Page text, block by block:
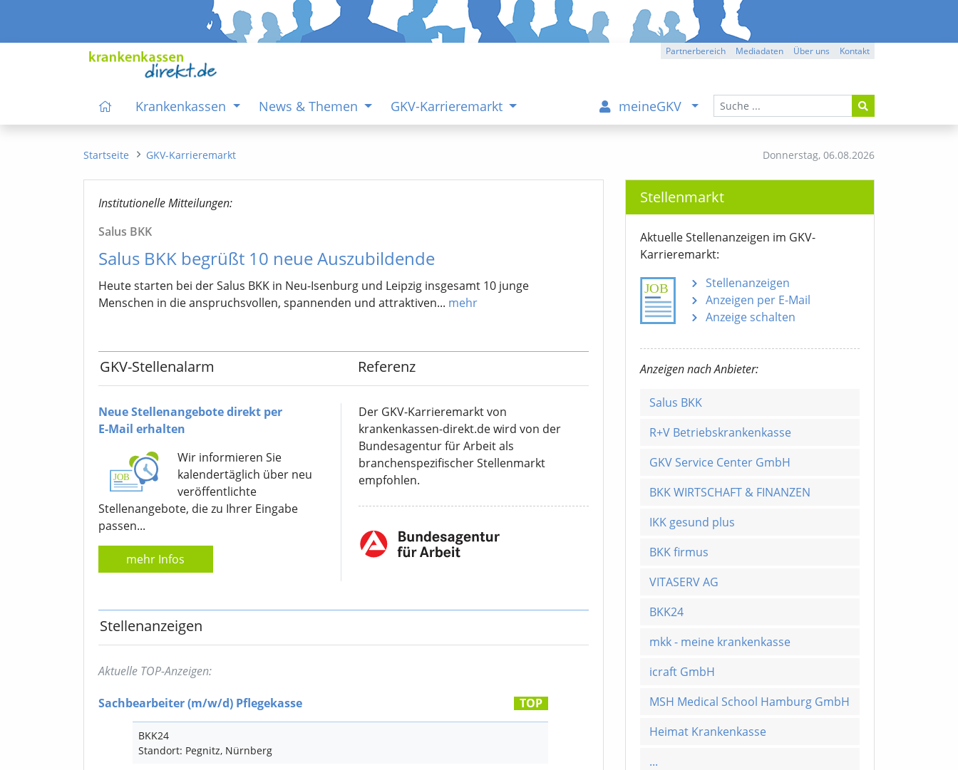
Partnerbereich Mediadaten Über uns Kontakt
Krankenkassen News & Themen GKV-Karrieremarkt meineGKV
Donnerstag, 06.08.2026
Startseite GKV-Karrieremarkt
Institutionelle Mitteilungen:
Salus BKK
Salus BKK begrüßt 10 neue Auszubildende
Heute starten bei der Salus BKK in Neu-Isenburg und Leipzig insgesamt 10 junge
Menschen in die anspruchsvollen, spannenden und attraktiven... mehr
GKV-Stellenalarm
Neue Stellenangebote direkt per
E-Mail erhalten
Wir informieren Sie
kalendertäglich über neu
veröffentlichte
Stellenangebote, die zu Ihrer Eingabe
passen...
mehr Infos
Referenz
Der GKV-Karrieremarkt von
krankenkassen-direkt.de wird von der
Bundesagentur für Arbeit als
branchenspezifischer Stellenmarkt
empfohlen.
Stellenanzeigen
Aktuelle TOP-Anzeigen:
Sachbearbeiter(m/w/d) Pflegekasse TOP
BKK24
Standort: Pegnitz, Nürnberg
Stellenmarkt
Aktuelle Stellenanzeigen im GKV-
Karrieremarkt:
Stellenanzeigen
Anzeigen per E-Mail
Anzeige schalten
Anzeigen nach Anbieter:
Salus BKK
R+V Betriebskrankenkasse
GKV Service Center GmbH
BKK WIRTSCHAFT & FINANZEN
IKK gesund plus
BKK firmus
VITASERV AG
BKK24
mkk - meine krankenkasse
icraft GmbH
MSH Medical School Hamburg GmbH
Heimat Krankenkasse
...